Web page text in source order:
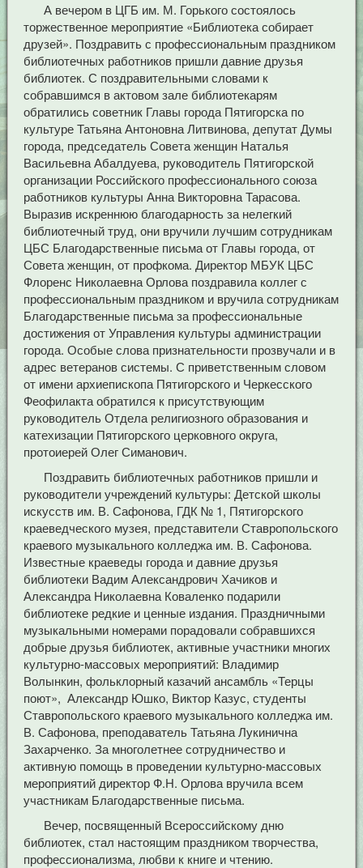
А вечером в ЦГБ им. М. Горького состоялось
торжественное мероприятие «Библиотека собирает
друзей». Поздравить с профессиональным праздником
библиотечных работников пришли давние друзья
библиотек. С поздравительными словами к
собравшимся в актовом зале библиотекарям
обратились советник Главы города Пятигорска по
культуре Татьяна Антоновна Литвинова, депутат Думы
города, председатель Совета женщин Наталья
Васильевна Абалдуева, руководитель Пятигорской
организации Российского профессионального союза
работников культуры Анна Викторовна Тарасова.
Выразив искреннюю благодарность за нелегкий
библиотечный труд, они вручили лучшим сотрудникам
ЦБС Благодарственные письма от Главы города, от
Совета женщин, от профкома. Директор МБУК ЦБС
Флоренс Николаевна Орлова поздравила коллег с
профессиональным праздником и вручила сотрудникам
Благодарственные письма за профессиональные
достижения от Управления культуры администрации
города. Особые слова признательности прозвучали и в
адрес ветеранов системы. С приветственным словом
от имени архиепископа Пятигорского и Черкесского
Феофилакта обратился к присутствующим
руководитель Отдела религиозного образования и
катехизации Пятигорского церковного округа,
протоиерей Олег Симанович.
Поздравить библиотечных работников пришли и
руководители учреждений культуры: Детской школы
искусств им. В. Сафонова, ГДК № 1, Пятигорского
краеведческого музея, представители Ставропольского
краевого музыкального колледжа им. В. Сафонова.
Известные краеведы города и давние друзья
библиотеки Вадим Александрович Хачиков и
Александра Николаевна Коваленко подарили
библиотеке редкие и ценные издания. Праздничными
музыкальными номерами порадовали собравшихся
добрые друзья библиотек, активные участники многих
культурно-массовых мероприятий: Владимир
Волынкин, фольклорный казачий ансамбль «Терцы
поют», Александр Юшко, Виктор Казус, студенты
Ставропольского краевого музыкального колледжа им.
В. Сафонова, преподаватель Татьяна Лукинична
Захарченко. За многолетнее сотрудничество и
активную помощь в проведении культурно-массовых
мероприятий директор Ф.Н. Орлова вручила всем
участникам Благодарственные письма.
Вечер, посвященный Всероссийскому дню
библиотек, стал настоящим праздником творчества,
профессионализма, любви к книге и чтению.